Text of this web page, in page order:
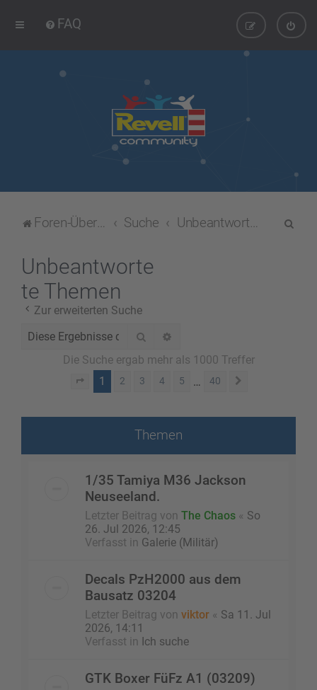
FAQ
Foren-Übersicht Suche Unbeantwortete Themen
Unbeantworte
te Themen
Zur erweiterten Suche
Suche
Die Suche ergab mehr als 1000 Treffer
Seite von 40
1 2 3 4 5 … 40
Themen
1/35 Tamiya M36 Jackson
Neuseeland.
Letzter Beitrag von The Chaos « So
26. Jul 2026, 12:45
Verfasst in Galerie (Militär)
Decals PzH2000 aus dem
Bausatz 03204
Letzter Beitrag von viktor « Sa 11. Jul
2026, 14:11
Verfasst in Ich suche
GTK Boxer FüFz A1 (03209)